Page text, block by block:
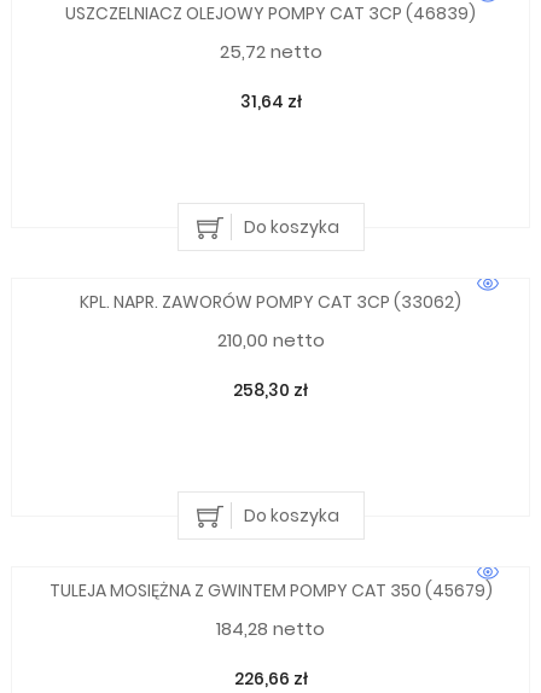
USZCZELNIACZ OLEJOWY POMPY CAT 3CP (46839)
25,72 netto
31,64 zł
Do koszyka
KPL. NAPR. ZAWORÓW POMPY CAT 3CP (33062)
210,00 netto
258,30 zł
Do koszyka
TULEJA MOSIĘŻNA Z GWINTEM POMPY CAT 350 (45679)
184,28 netto
226,66 zł